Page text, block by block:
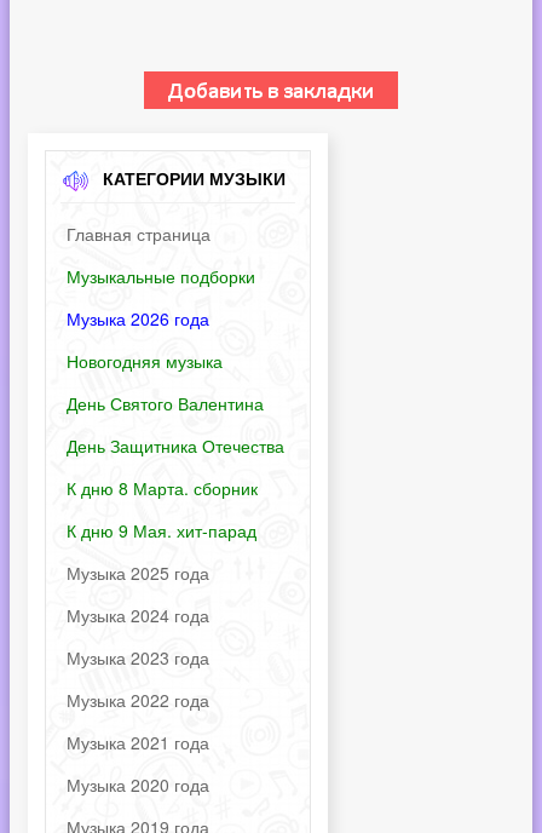
КАТЕГОРИИ МУЗЫКИ
Главная страница
Музыкальные подборки
Музыка 2026 года
Новогодняя музыка
День Святого Валентина
День Защитника Отечества
К дню 8 Марта. сборник
К дню 9 Мая. хит-парад
Музыка 2025 года
Музыка 2024 года
Музыка 2023 года
Музыка 2022 года
Музыка 2021 года
Музыка 2020 года
Музыка 2019 года